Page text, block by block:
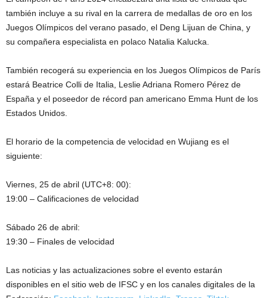
también incluye a su rival en la carrera de medallas de oro en los
Juegos Olímpicos del verano pasado, el Deng Lijuan de China, y
su compañera especialista en polaco Natalia Kalucka.
También recogerá su experiencia en los Juegos Olímpicos de París
estará Beatrice Colli de Italia, Leslie Adriana Romero Pérez de
España y el poseedor de récord pan americano Emma Hunt de los
Estados Unidos.
El horario de la competencia de velocidad en Wujiang es el
siguiente:
Viernes, 25 de abril (UTC+8: 00):
19:00 – Calificaciones de velocidad
Sábado 26 de abril:
19:30 – Finales de velocidad
Las noticias y las actualizaciones sobre el evento estarán
disponibles en el sitio web de IFSC y en los canales digitales de la